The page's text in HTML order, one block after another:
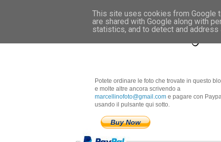
Marcellino
Potete ordinare le foto che trovate in questo
e molte altre ancora scrivendo a
marcellinofoto@gmail.com e pagare con
usando il pulsante qui sotto.
Buy Now
This site uses cookies from Google
are shared with Google along with
statistics, and to detect and address